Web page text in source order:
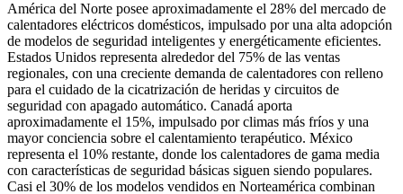
América del Norte posee aproximadamente el 28% del mercado de
calentadores eléctricos domésticos, impulsado por una alta adopción
de modelos de seguridad inteligentes y energéticamente eficientes.
Estados Unidos representa alrededor del 75% de las ventas
regionales, con una creciente demanda de calentadores con relleno
para el cuidado de la cicatrización de heridas y circuitos de
seguridad con apagado automático. Canadá aporta
aproximadamente el 15%, impulsado por climas más fríos y una
mayor conciencia sobre el calentamiento terapéutico. México
representa el 10% restante, donde los calentadores de gama media
con características de seguridad básicas siguen siendo populares.
Casi el 30% de los modelos vendidos en Norteamérica combinan